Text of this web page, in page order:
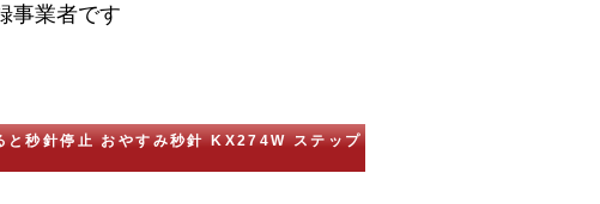
事業者です
秒針停止 おやすみ秒針 KX274W ステップ